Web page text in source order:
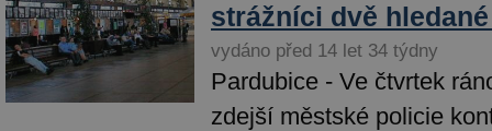
strážníci dvě
vydáno před 14 let 34 týdny
Pardubice - Ve čtvrtek
zdejší městské policie